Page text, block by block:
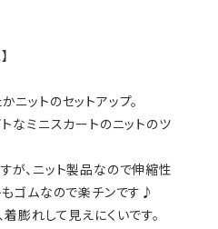
ットのセットアップ。
なミニスカートのニットのツ
が、ニット製品なので伸縮性
もゴムなので楽チンです♪
膨れして見えにくいです。